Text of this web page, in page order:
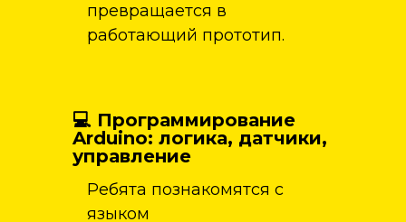
💻 Программирование
Arduino: логика, датчики,
управление
Ребята познакомятся с
языком
превращается в
работающий прототип.